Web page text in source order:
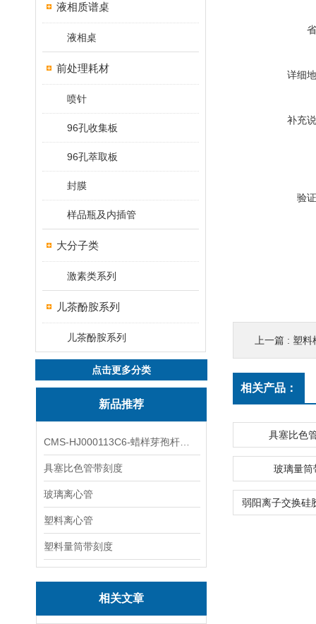
液相质谱桌
液相桌
前处理耗材
喷针
96孔收集板
96孔萃取板
封膜
样品瓶及内插管
大分子类
激素类系列
儿茶酚胺系列
儿茶酚胺系列
点击更多分类
新品推荐
具塞比色管带刻度
玻璃离心管
塑料离心管
塑料量筒带刻度
相关文章
详细
补充
验
上一篇 : 塑料
相关产品：
具塞比色
玻璃量筒